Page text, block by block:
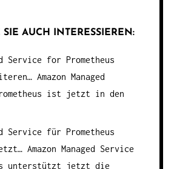
AUCH INTERESSIEREN:
Service for Prometheus
Amazon Managed
ist jetzt in den
Service für Prometheus
Amazon Managed Service
unterstützt jetzt die